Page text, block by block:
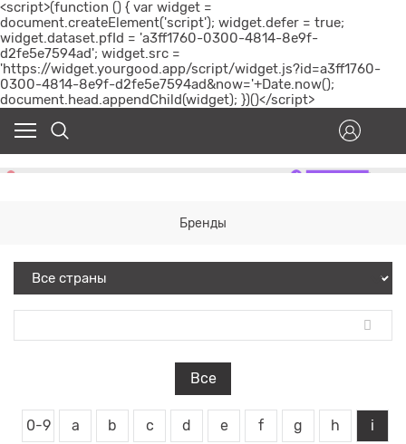
<script>(function () { var widget =
document.createElement('script'); widget.defer = true;
widget.dataset.pfId = 'a3ff1760-0300-4814-8e9f-
d2fe5e7594ad'; widget.src =
'https://widget.yourgood.app/script/widget.js?id=a3ff1760-
0300-4814-8e9f-d2fe5e7594ad&now='+Date.now();
document.head.appendChild(widget); })()</script>
Бренды
Все
0-9 a b c d e f g h i